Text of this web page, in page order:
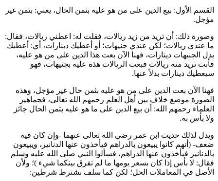
القسم الأول: بيع الدين على من هو عليه بثمن الحال، يعني: بثمن غير
مؤجل.
وصورة ذلك: أن تريد من زيد ريالات، فقلت له: اعطني ريالات، فقال:
ما عندي ريالات؛ لكن عندي جنيهات؛ أو أعطيك دينارات، أي: أعطيك
بدل الجنيهات دينارات، فهنا الآن بعت هذا الدين على من هو عليه،
فأنت تريد منه ريالات فبعت الريالات هذه عليه بجنيهات، فهو
سيعطيك دينارات بدلاً عنها.
فهنا الآن بعت الدين على من هو عليه بثمن حال غير مؤجل، وهذه
الصورة موضع خلاف بين أهل العلم رحمهم الله تعالى، فجماهير
العلماء رحمهم الله: أن بيع الدين على ما هو عليه بثمن الحال جائز
ولا بأس به.
ويدل لذلك حديث ابن عمر رضي الله تعالى عنهما -وإن كان فيه
ضعف- ( أنهم كانوا يبيعون بالدراهم فيأخذون عنها الدنانير، ويبيعون
بالدنانير فيأخذون عنها الدراهم، فسألوا النبي صلى الله عليه وسلم
فقال: لا بأس إذا كان بسعر يومها ما لم تفرق بينكما شيء )؛ ولأن
الأصل في المعاملات الحل؛ لكن كما سلف نشترط شرطين: